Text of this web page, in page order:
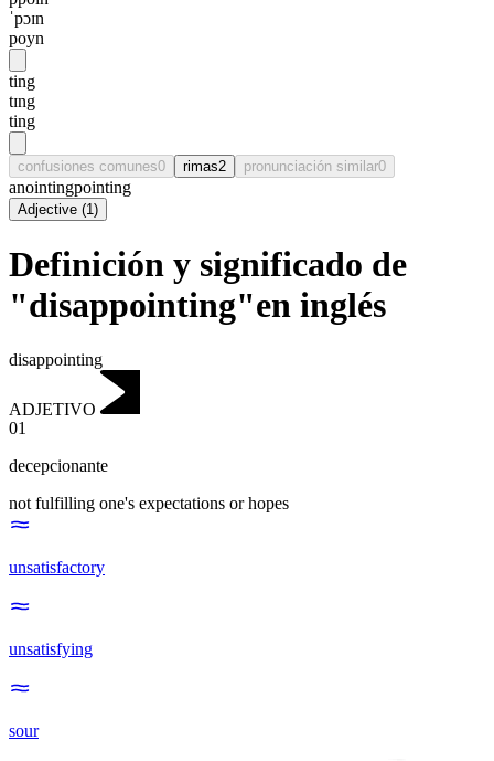
ˈpɔɪn
poyn
ting
tɪng
ting
confusiones comunes0 rimas2 pronunciación similar0
anointingpointing
Adjective (1)
Definición y significado de
"disappointing"en inglés
disappointing
ADJETIVO
01
decepcionante
not fulfilling one's expectations or hopes
unsatisfactory
unsatisfying
sour